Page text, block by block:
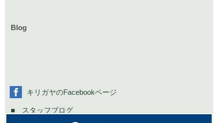
お知らせ一覧
Blog
社長の不定期日記
スタッフブログ
キリガヤのFacebookページ